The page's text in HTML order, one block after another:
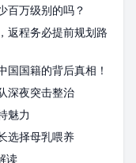
百万级别的吗？
返程务必提前规划路
国国籍的背后真相！
深夜突击整治
魅力
选择母乳喂养
读